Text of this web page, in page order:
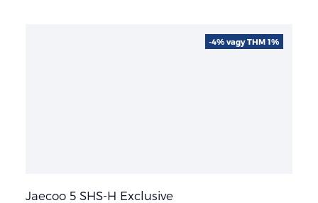
Jaecoo 5 SHS-H Exclusive
-4% vagy THM 1%